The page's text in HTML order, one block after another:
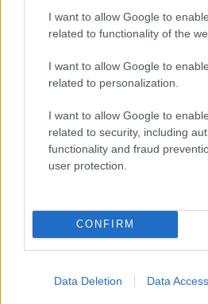
I want to allow Google to
related to functionality of the
I want to allow Google to
related to personalization.
I want to allow Google to
related to security, including
functionality and fraud
user protection.
CONFIRM
Data Deletion Data Access
NÉPSZERŰ